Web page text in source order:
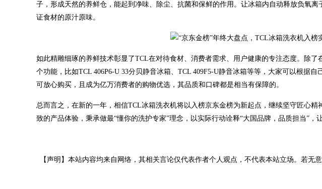
子，形成天然的养鲜仓，能起到净味、除尘、抗菌和保鲜的作用。让冰箱内自动释放负氧
证食材的原汁原味。
如此精雕细琢的养鲜技术彰显了TCL在对待食材、消费者需求、用户健康的专注态度。除
个功能，比如TCL 406P6-U 33分贝静音冰箱、TCL 409F5-U静音冰箱等等，大家可以根据
可放心购买，且成为亿万消费者的购物优选，其品质和口碑都是相当有保障的。
总而言之，在新的一年，相信TCL冰箱洗衣机将以入榜京东金榜为新起点，继续坚守匠心
致的产品体验，秉承做最“懂你的洗护专家”理念，以实际行动诠释“大国品牌，品质担当”，
【声明】本站内容均来自网络，其相关言论仅代表作者个人观点，不代表本站立场。若无